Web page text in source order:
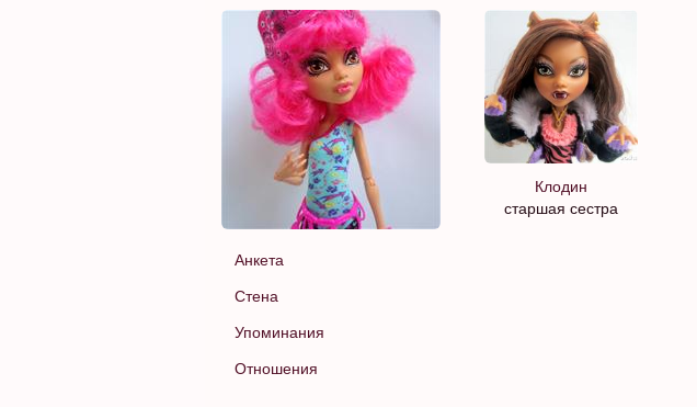
Анкета
Стена
Упоминания
Отношения
Клодин
старшая сестра